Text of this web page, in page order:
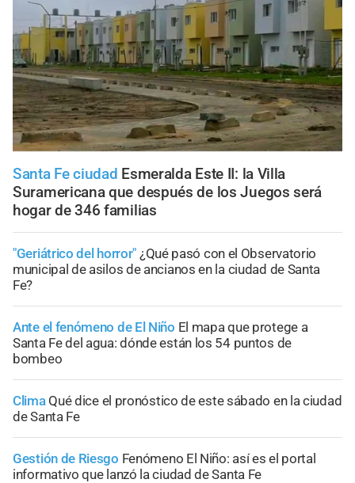
Santa Fe ciudad Esmeralda Este II: la Villa
Suramericana que después de los Juegos será
hogar de 346 familias
"Geriátrico del horror" ¿Qué pasó con el Observatorio
municipal de asilos de ancianos en la ciudad de Santa
Fe?
Ante el fenómeno de El Niño El mapa que protege a
Santa Fe del agua: dónde están los 54 puntos de
bombeo
Clima Qué dice el pronóstico de este sábado en la ciudad
de Santa Fe
Gestión de Riesgo Fenómeno El Niño: así es el portal
informativo que lanzó la ciudad de Santa Fe